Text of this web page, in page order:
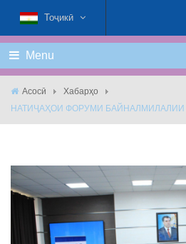
Тоҷикӣ
Menu
Асосӣ
Хабарҳо
НАТИҶАҲОИ ФОРУМИ БАЙНАЛМИЛАЛИИ